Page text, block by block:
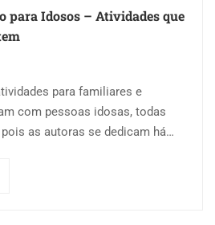
para Idosos – Atividades que
para familiares e
com pessoas idosas, todas
as autoras se dedicam há